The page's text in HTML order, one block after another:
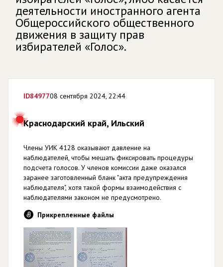
деятельности иностранного агента
Общероссийского общественного
движения в защиту прав
избирателей «Голос».
ID8497708 сентября 2024, 22:44
Краснодарский край, Ильский
Члены УИК 4128 оказывают давление на
наблюдателей, чтобы мешать фиксировать процедуры
подсчета голосов. У членов комиссии даже оказался
заранее заготовленный бланк "акта предупреждения
наблюдателя", хотя такой формы взаимодействия с
наблюдателями законом не предусмотрено.
Прикрепленные файлы